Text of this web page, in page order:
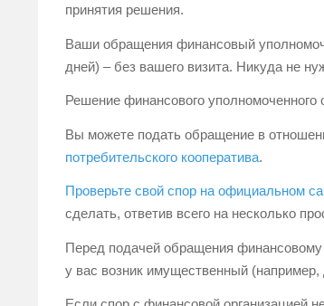
принятия решения.
Ваши обращения финансовый
дней) – без вашего визита. Никуда не
Решение финансового уполномоченного
Вы можете подать обращение в
потребительского кооператива.
Проверьте свой спор на официальном
сделать, ответив всего на несколько
Перед подачей обращения
у вас возник имущественный